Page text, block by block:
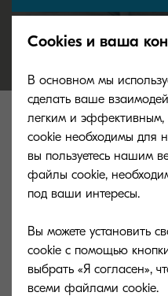
Cookies и ваша
В основном мы
сделать ваше
легким и эффективным,
cookie необходимы для
вы пользуетесь нашим
файлы cookie,
под ваши интересы.
Вы можете установить
cookie с помощью
выбрать «Я согласен»,